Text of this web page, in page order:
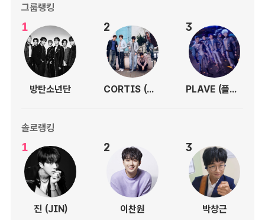
그룹랭킹
1
방탄소년단
2
CORTIS (코르티스)
3
PLAVE (플레이브)
솔로랭킹
1
진 (JIN)
2
이찬원
3
박창근